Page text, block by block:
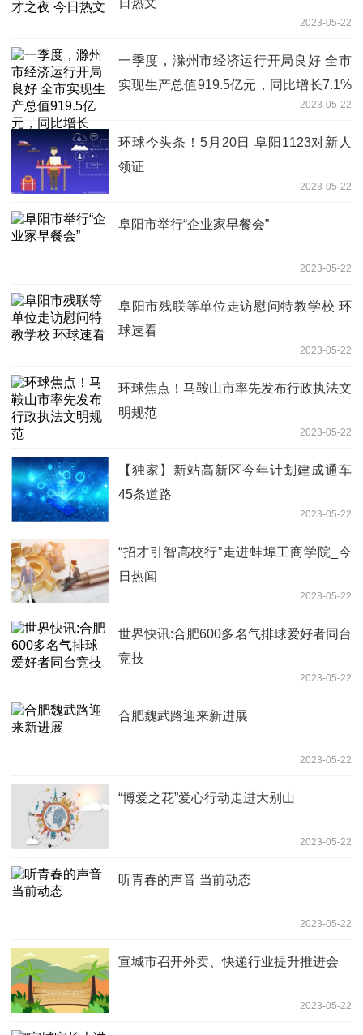
2023-05-22
一季度，滁州市经济运行开局良好 全市
实现生产总值919.5亿元，同比增长7.1%
2023-05-22
环球今头条！5月20日 阜阳1123对新人
领证
2023-05-22
阜阳市举行“企业家早餐会”
2023-05-22
阜阳市残联等单位走访慰问特教学校 环
球速看
2023-05-22
环球焦点！马鞍山市率先发布行政执法文
明规范
2023-05-22
【独家】新站高新区今年计划建成通车
45条道路
2023-05-22
“招才引智高校行”走进蚌埠工商学院_今
日热闻
2023-05-22
世界快讯:合肥600多名气排球爱好者同台
竞技
2023-05-22
合肥魏武路迎来新进展
2023-05-22
“博爱之花”爱心行动走进大别山
2023-05-22
听青春的声音 当前动态
2023-05-22
宣城市召开外卖、快递行业提升推进会
2023-05-22